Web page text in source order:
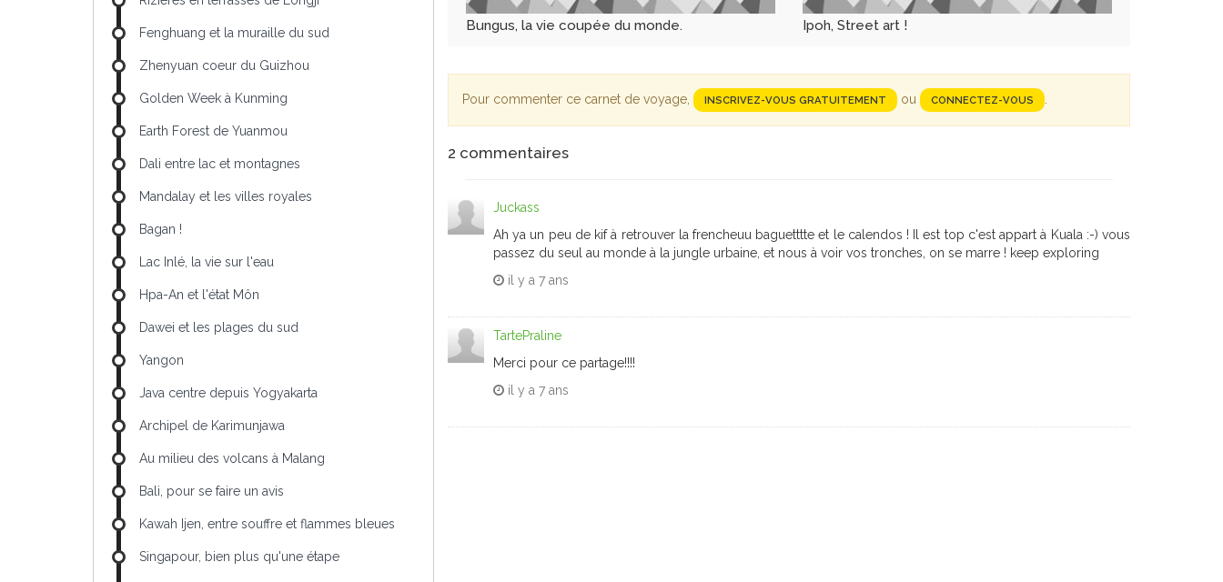
Bungus, la vie coupée du monde. Ipoh, Street art !
Pour commenter ce carnet de voyage, INSCRIVEZ-VOUS GRATUITEMENT ou CONNECTEZ-VOUS .
2 commentaires
Juckass
Ah ya un peu de kif à retrouver la frencheuu baguetttte et le calendos ! Il est top c'est appart à Kuala :-) vous
passez du seul au monde à la jungle urbaine, et nous à voir vos tronches, on se marre ! keep exploring
il y a 7 ans
TartePraline
Merci pour ce partage!!!!
il y a 7 ans
Fenghuang et la muraille du sud
Zhenyuan coeur du Guizhou
Golden Week à Kunming
Earth Forest de Yuanmou
Dali entre lac et montagnes
Mandalay et les villes royales
Bagan !
Lac Inlé, la vie sur l'eau
Hpa-An et l'état Môn
Dawei et les plages du sud
Yangon
Java centre depuis Yogyakarta
Archipel de Karimunjawa
Au milieu des volcans à Malang
Bali, pour se faire un avis
Kawah Ijen, entre souffre et flammes bleues
Singapour, bien plus qu'une étape